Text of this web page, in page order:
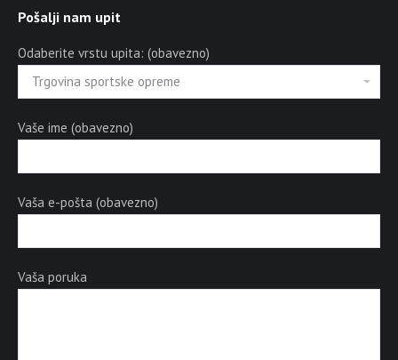
Pošalji nam upit
Odaberite vrstu upita: (obavezno)
Vaše ime (obavezno)
Vaša e-pošta (obavezno)
Vaša poruka